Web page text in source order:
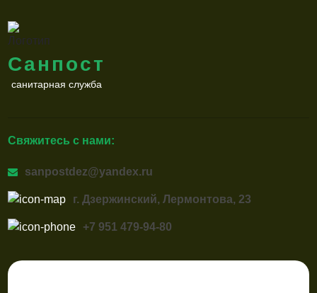
Санпост
санитарная служба
Свяжитесь с нами:
sanpostdez@yandex.ru
г. Дзержинский, Лермонтова, 23
+7 951 479-94-80